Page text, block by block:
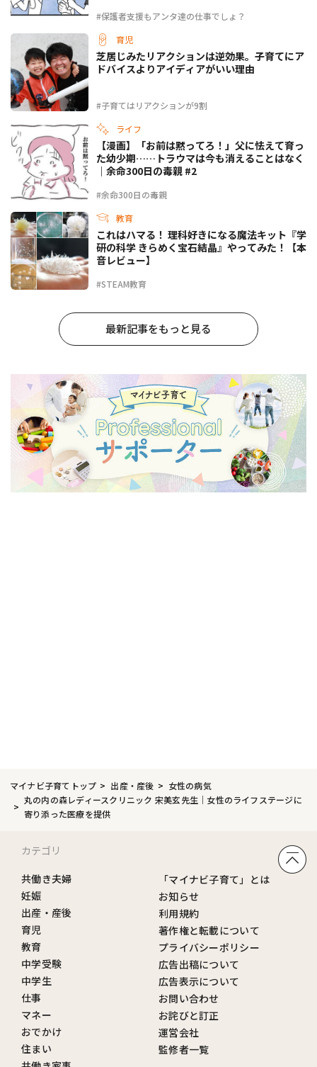
#保護者支援もアンタ達の仕事でしょ？
育児
#子育てはリアクションが9割
芝居じみたリアクションは逆効果。子育てにア
ドバイスよりアイディアがいい理由
ライフ
#余命300日の毒親
【漫画】「お前は黙ってろ！」父に怯えて育っ
た幼少期……トラウマは今も消えることはなく
｜余命300日の毒親 #2
教育
#STEAM教育
これはハマる！ 理科好きになる魔法キット『学
研の科学 きらめく宝石結晶』やってみた！【本
音レビュー】
最新記事をもっと見る
マイナビ子育てトップ 出産・産後
女性の病気
丸の内の森レディースクリニック 宋美玄先生｜女性のライフステージに
寄り添った医療を提供
カテゴリ
共働き夫婦
妊娠
出産・産後
育児
教育
中学受験
中学生
仕事
マネー
おでかけ
住まい
「マイナビ子育て」とは
お知らせ
利用規約
著作権と転載について
プライバシーポリシー
広告出稿について
広告表示について
お問い合わせ
お詫びと訂正
運営会社
監修者一覧